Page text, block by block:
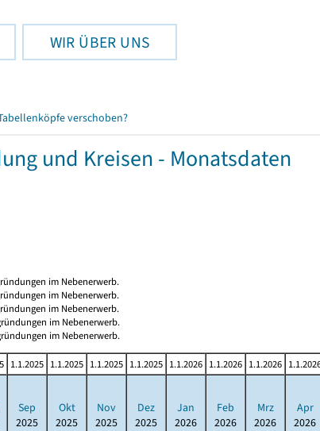
WIR ÜBER UNS
verschoben?
und Kreisen - Monatsdaten
im Nebenerwerb.
im Nebenerwerb.
im Nebenerwerb.
im Nebenerwerb.
im Nebenerwerb.
1.1.2025 1.1.2025 1.1.2025 1.1.2025 1.1.2026 1.1.2026 1.1.2026
Sep
2025
Okt
2025
Nov
2025
Dez
2025
Jan
2026
Feb
2026
Mrz
2026
Apr
2026